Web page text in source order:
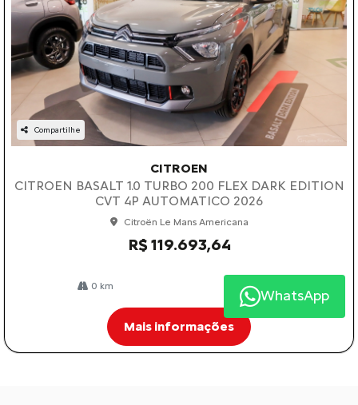
Compartilhe
CITROEN
CITROEN BASALT 1.0 TURBO 200 FLEX DARK EDITION
CVT 4P AUTOMATICO 2026
Citroën Le Mans Americana
R$ 119.693,64
0 km 2026/2026
Mais informações
WhatsApp